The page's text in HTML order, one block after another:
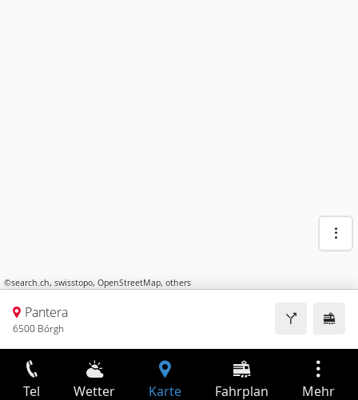
©search.ch, swisstopo, OpenStreetMap, others
Pantera
6500 Bórgh
Tel Wetter Karte Fahrplan Mehr